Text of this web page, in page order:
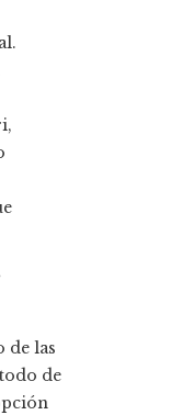
de las
de